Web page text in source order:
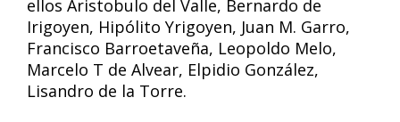
ellos Aristobulo del Valle, Bernardo de
Irigoyen, Hipólito Yrigoyen, Juan M. Garro,
Francisco Barroetaveña, Leopoldo Melo,
Marcelo T de Alvear, Elpidio González,
Lisandro de la Torre.